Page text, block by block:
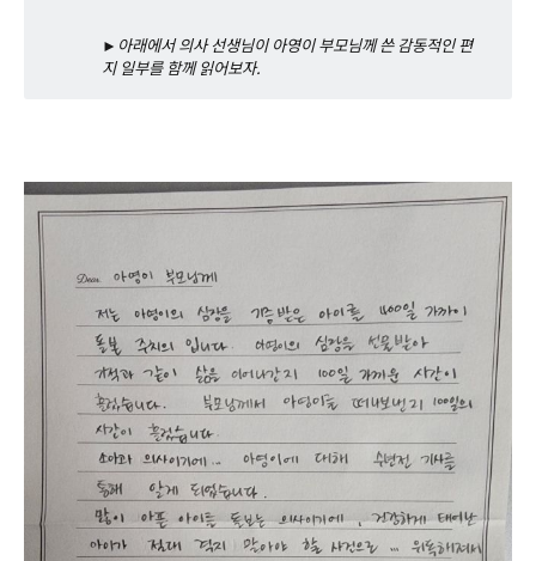
►아래에서 의사 선생님이 아영이 부모님께 쓴 감동적인 편
지 일부를 함께 읽어보자.